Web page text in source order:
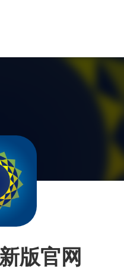
版官网